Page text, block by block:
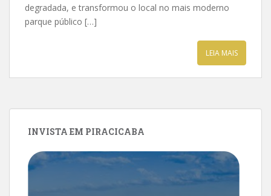
degradada, e transformou o local no mais moderno
parque público […]
LEIA MAIS
INVISTA EM PIRACICABA